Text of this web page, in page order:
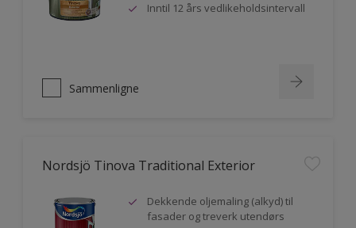
Inntil 12 års vedlikeholdsintervall
Sammenligne
Nordsjö Tinova Traditional Exterior
Dekkende oljemaling (alkyd) til
fasader og treverk utendørs